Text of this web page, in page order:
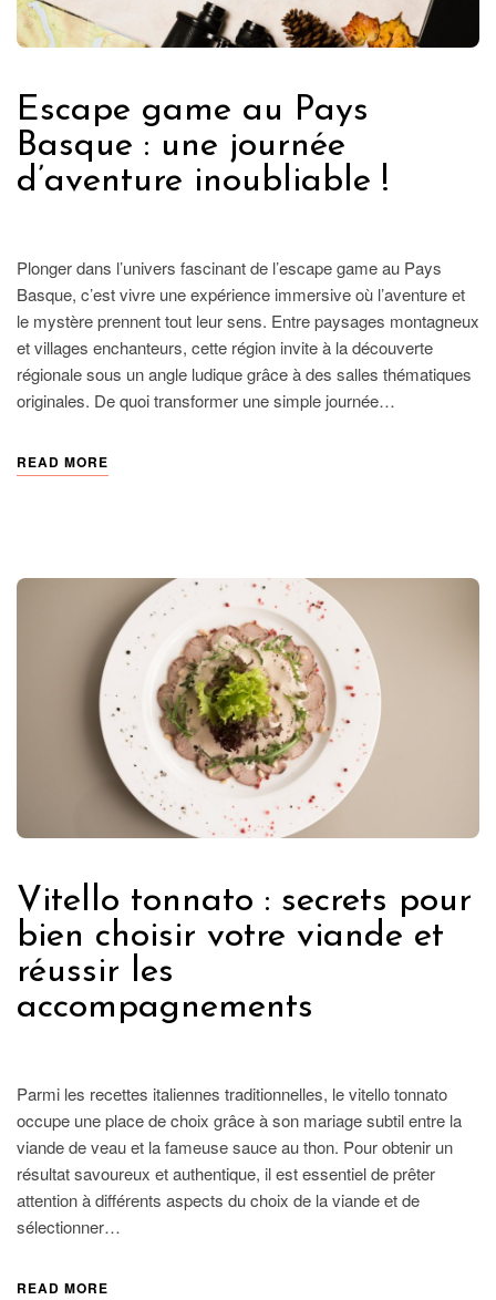
Escape game au Pays
Basque : une journée
d’aventure inoubliable !
Plonger dans l’univers fascinant de l’escape game au Pays
Basque, c’est vivre une expérience immersive où l’aventure et
le mystère prennent tout leur sens. Entre paysages montagneux
et villages enchanteurs, cette région invite à la découverte
régionale sous un angle ludique grâce à des salles thématiques
originales. De quoi transformer une simple journée…
READ MORE
Vitello tonnato : secrets pour
bien choisir votre viande et
réussir les
accompagnements
Parmi les recettes italiennes traditionnelles, le vitello tonnato
occupe une place de choix grâce à son mariage subtil entre la
viande de veau et la fameuse sauce au thon. Pour obtenir un
résultat savoureux et authentique, il est essentiel de prêter
attention à différents aspects du choix de la viande et de
sélectionner…
READ MORE